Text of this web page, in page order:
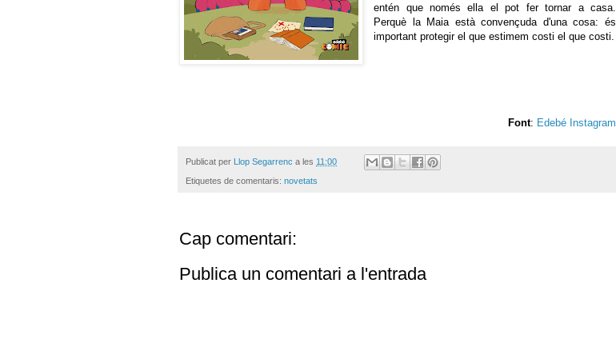
entén que només ella el pot fer tornar a casa.
Perquè la Maia està convençuda d'una cosa: és
important protegir el que estimem costi el que costi.
Font: Edebé Instagram
Publicat per Llop Segarrenc a les 11:00
Etiquetes de comentaris: novetats
Cap comentari:
Publica un comentari a l'entrada